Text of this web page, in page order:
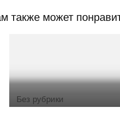
также может
Без рубрики